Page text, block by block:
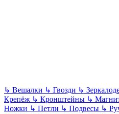
↳ Вешалки ↳ Гвозди ↳
Крепёж ↳ Кронштейны ↳
Ножки ↳ Петли ↳ Подвесы ↳